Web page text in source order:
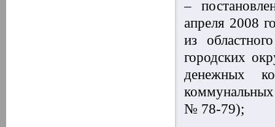
–
апреля 2008
из
городских
денежных
коммунальных
№ 78-79);